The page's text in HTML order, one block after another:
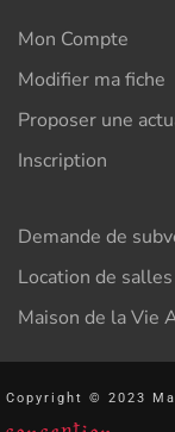
Mon Compte
Modifier ma fiche
Proposer une
Inscription
Demande de
Location de
Maison de la Vie
Copyright © 2023